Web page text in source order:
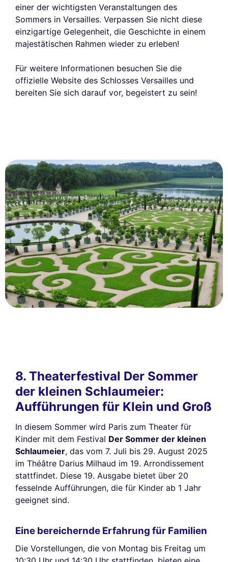
einer der wichtigsten Veranstaltungen des
Sommers in Versailles. Verpassen Sie nicht diese
einzigartige Gelegenheit, die Geschichte in einem
majestätischen Rahmen wieder zu erleben!
Für weitere Informationen besuchen Sie die
offizielle Website des Schlosses Versailles und
bereiten Sie sich darauf vor, begeistert zu sein!
8. Theaterfestival Der Sommer
der kleinen Schlaumeier:
Aufführungen für Klein und Groß
In diesem Sommer wird Paris zum Theater für
Kinder mit dem Festival Der Sommer der kleinen
Schlaumeier, das vom 7. Juli bis 29. August 2025
im Théâtre Darius Milhaud im 19. Arrondissement
stattfindet. Diese 19. Ausgabe bietet über 20
fesselnde Aufführungen, die für Kinder ab 1 Jahr
geeignet sind.
Eine bereichernde Erfahrung für Familien
Die Vorstellungen, die von Montag bis Freitag um